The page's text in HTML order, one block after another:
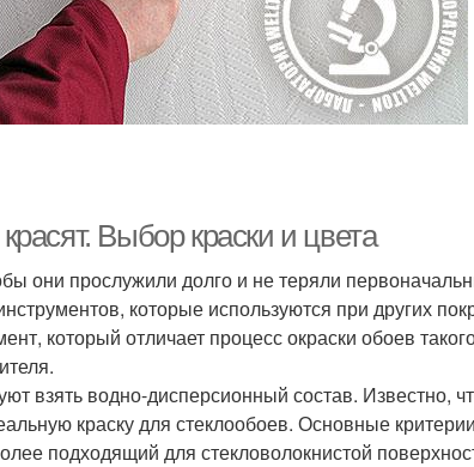
Выбор краски и цвета
они прослужили долго и не теряли
которые используются при других
который отличает процесс окраски обоев
взять водно-дисперсионный состав. Известно,
краску для стеклообоев. Основные
подходящий для стекловолокнистой